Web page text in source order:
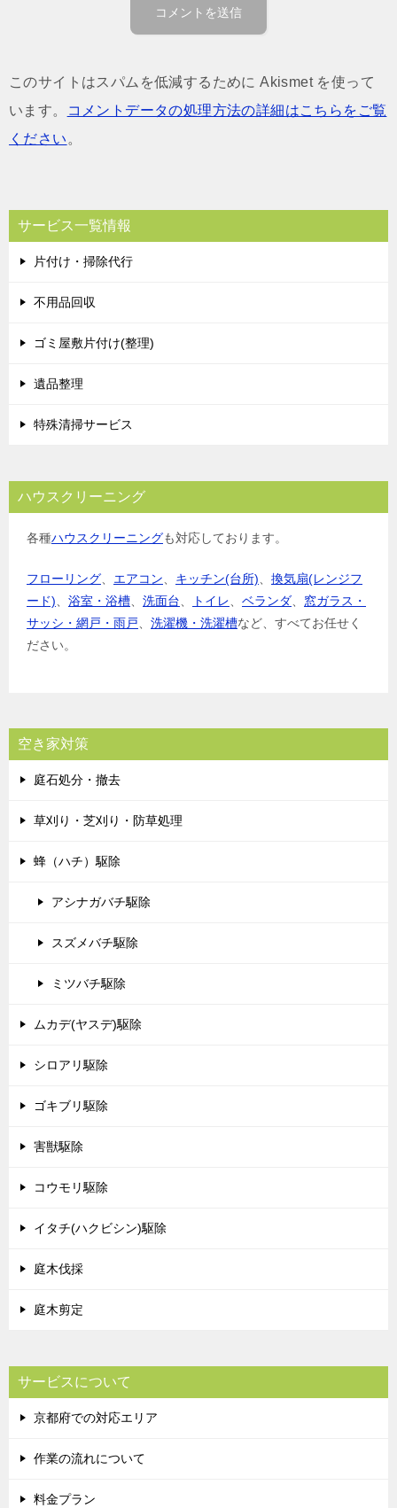
このサイトはスパムを低減するために Akismet を使って
います。
コメントデータの処理方法の詳細はこちらをご覧
ください。
サービス一覧情報
片付け・掃除代行
不用品回収
ゴミ屋敷片付け(整理)
遺品整理
特殊清掃サービス
ハウスクリーニング
各種ハウスクリーニングも対応しております。
フローリング、 エアコン、 キッチン(台所)、 換気扇(レンジフ
ード)、 浴室・浴槽、 洗面台、 トイレ、 ベランダ、 窓ガラス・
サッシ・網戸・雨戸、 洗濯機・洗濯槽など、すべてお任せく
ださい。
空き家対策
庭石処分・撤去
草刈り・芝刈り・防草処理
蜂（ハチ）駆除
アシナガバチ駆除
スズメバチ駆除
ミツバチ駆除
ムカデ(ヤスデ)駆除
シロアリ駆除
ゴキブリ駆除
害獣駆除
コウモリ駆除
イタチ(ハクビシン)駆除
庭木伐採
庭木剪定
サービスについて
京都府での対応エリア
作業の流れについて
料金プラン